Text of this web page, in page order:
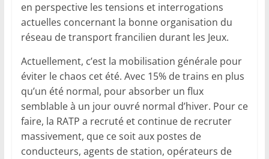
en perspective les tensions et interrogations
actuelles concernant la bonne organisation du
réseau de transport francilien durant les Jeux.
Actuellement, c’est la mobilisation générale pour
éviter le chaos cet été. Avec 15% de trains en plus
qu’un été normal, pour absorber un flux
semblable à un jour ouvré normal d’hiver. Pour ce
faire, la RATP a recruté et continue de recruter
massivement, que ce soit aux postes de
conducteurs, agents de station, opérateurs de